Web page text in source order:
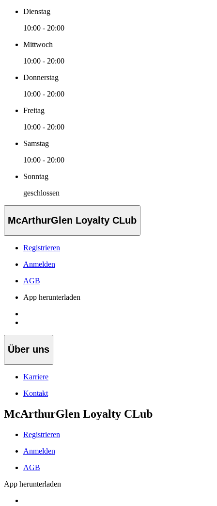
Dienstag
10:00 - 20:00
Mittwoch
10:00 - 20:00
Donnerstag
10:00 - 20:00
Freitag
10:00 - 20:00
Samstag
10:00 - 20:00
Sonntag
geschlossen
McArthurGlen Loyalty CLub
Registrieren
Anmelden
AGB
App herunterladen
Über uns
Karriere
Kontakt
McArthurGlen Loyalty CLub
Registrieren
Anmelden
AGB
App herunterladen